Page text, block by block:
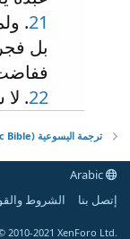
21
.
بل
22
.
ترجمة اليسوعية (Jesuit Arabic Bible)
إتصل بنا
الشروط
2010-2021 XenForo Ltd.